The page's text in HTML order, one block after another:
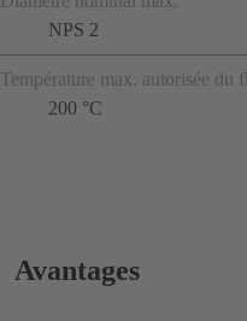
NPS 2
Température max. autorisée du
200 °C
Avantages